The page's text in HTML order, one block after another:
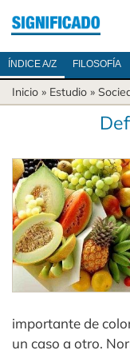
ÍNDICE A/Z FILOSOFÍA
Inicio » Estudio »
importante de
un caso a otro.